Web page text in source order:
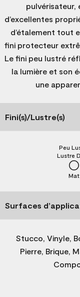
pulvérisateur,
d’excellentes
d’étalement tout
fini protecteur
Le fini peu lustré
la lumière et son
une
Fini(s)/Lustre(s)
Mat
Lustre
Peu
Surfaces
Stucco, Vinyle,
Pierre, Brique,